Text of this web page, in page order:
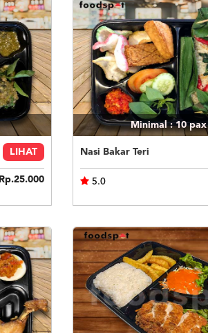
LIHAT
Rp.25.000
Minimal : 10pax
Nasi Bakar Teri
5.0